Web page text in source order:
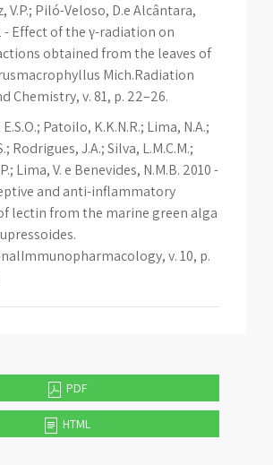
V.P.; Piló-Veloso, D.e Alcântara,
- Effect of the γ-radiation on
obtained from the leaves of
Mich.Radiation
Chemistry, v. 81, p. 22–26.
Patoilo, K.K.N.R.; Lima, N.A.;
Rodrigues, J.A.; Silva, L.M.C.M.;
Lima, V. e Benevides, N.M.B. 2010 -
and anti-inflammatory
lectin from the marine green alga
v. 10, p.
PDF
HTML